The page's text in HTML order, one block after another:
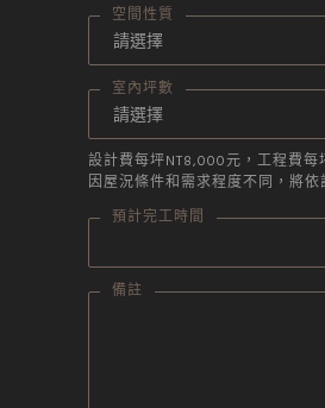
空間性質
室內坪數
設計費每坪NT8,000元，工程費每
因屋況條件和需求程度不同，將依
預計完工時間
備註